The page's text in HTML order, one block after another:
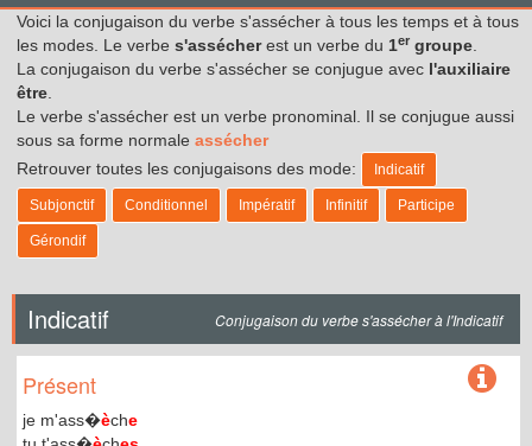
Voici la conjugaison du verbe s'assécher à tous les temps et à tous
les modes. Le verbe s'assécherest un verbe du 1er groupe
La conjugaison du verbe s'assécher se conjugue avec l'auxiliaire
être
Le verbe s'assécher est un verbe pronominal. Il se conjugue aussi
sous sa forme normale assécher
Retrouver toutes les conjugaisons des mode:
Indicatif
Subjonctif Conditionnel Impératif Infinitif Participe
Gérondif
Indicatif Conjugaison du verbe s'assécher à l'Indicatif
Présent
je m'ass�èche